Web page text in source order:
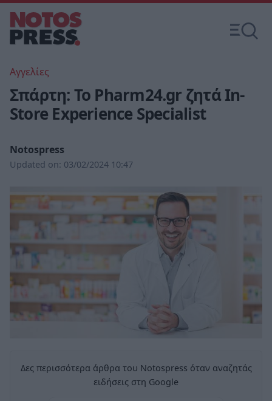
Αγγελίες
Σπάρτη: Το Pharm24.gr ζητά In-
Store Experience Specialist
Notospress
Updated on: 03/02/2024 10:47
Δες περισσότερα άρθρα του Notospress όταν αναζητάς
ειδήσεις στη Google